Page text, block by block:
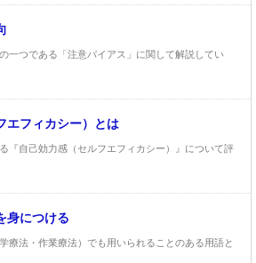
一つである「注意バイアス」に関して解説してい
エフィカシー）とは
『自己効力感（セルフエフィカシー）』について評
身につける
療法・作業療法）でも用いられることのある用語と